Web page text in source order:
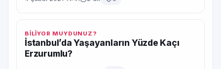
BİLİYOR MUYDUNUZ?
İstanbul’da Yaşayanların Yüzde Kaçı
Erzurumlu?